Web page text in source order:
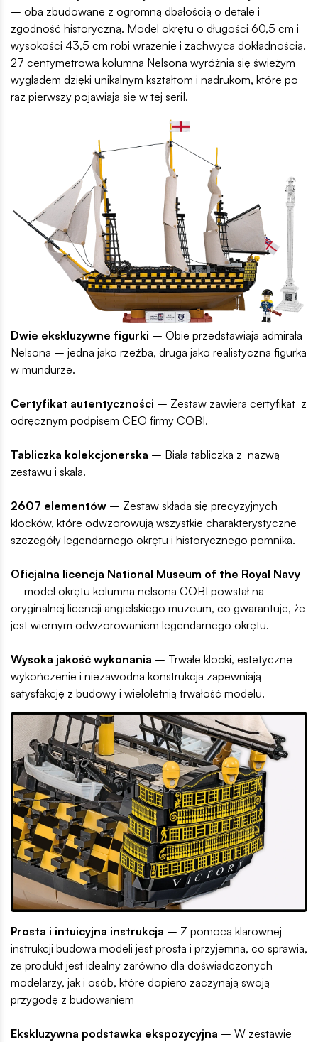
– oba zbudowane z ogromną dbałością o detale i
zgodność historyczną. Model okrętu o długości 60,5 cm i
wysokości 43,5 cm robi wrażenie i zachwyca dokładnością.
27 centymetrowa kolumna Nelsona wyróżnia się świeżym
wyglądem dzięki unikalnym kształtom i nadrukom, które po
raz pierwszy pojawiają się w tej seriI.
Dwie ekskluzywne figurki – Obie przedstawiają admirała
Nelsona – jedna jako rzeźba, druga jako realistyczna figurka
w mundurze.
Certyfikat autentyczności – Zestaw zawiera certyfikat z
odręcznym podpisem CEO firmy COBI.
Tabliczka kolekcjonerska – Biała tabliczka z nazwą
zestawu i skalą.
2607 elementów – Zestaw składa się precyzyjnych
klocków, które odwzorowują wszystkie charakterystyczne
szczegóły legendarnego okrętu i historycznego pomnika.
Oficjalna licencja National Museum of the Royal Navy
– model okrętu kolumna nelsona COBI powstał na
oryginalnej licencji angielskiego muzeum, co gwarantuje, że
jest wiernym odwzorowaniem legendarnego okrętu.
Wysoka jakość wykonania – Trwałe klocki, estetyczne
wykończenie i niezawodna konstrukcja zapewniają
satysfakcję z budowy i wieloletnią trwałość modelu.
Prosta i intuicyjna instrukcja – Z pomocą klarownej
instrukcji budowa modeli jest prosta i przyjemna, co sprawia,
że produkt jest idealny zarówno dla doświadczonych
modelarzy, jak i osób, które dopiero zaczynają swoją
przygodę z budowaniem
Ekskluzywna podstawka ekspozycyjna – W zestawie